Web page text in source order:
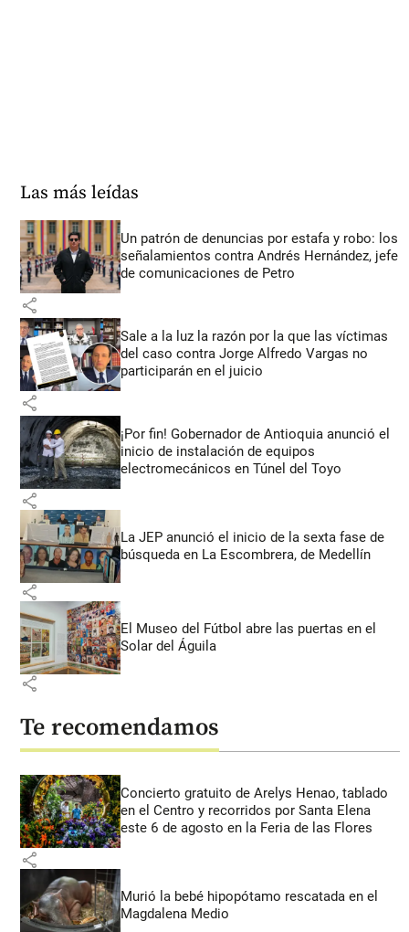
Las más leídas
Un patrón de denuncias por estafa y robo: los
señalamientos contra Andrés Hernández, jefe
de comunicaciones de Petro
share
Sale a la luz la razón por la que las víctimas
del caso contra Jorge Alfredo Vargas no
participarán en el juicio
share
¡Por fin! Gobernador de Antioquia anunció el
inicio de instalación de equipos
electromecánicos en Túnel del Toyo
share
La JEP anunció el inicio de la sexta fase de
búsqueda en La Escombrera, de Medellín
share
El Museo del Fútbol abre las puertas en el
Solar del Águila
share
Te recomendamos
Concierto gratuito de Arelys Henao, tablado
en el Centro y recorridos por Santa Elena
este 6 de agosto en la Feria de las Flores
share
Murió la bebé hipopótamo rescatada en el
Magdalena Medio